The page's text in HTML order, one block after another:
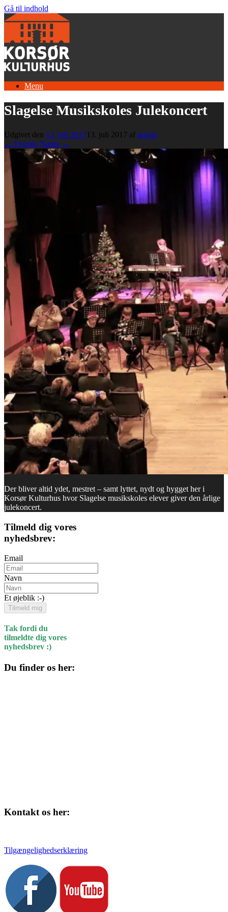
Gå til indhold
Menu
Slagelse Musikskoles Julekoncert
Udgivet den 13. juli 2017 13. juli 2017 af admin
← Forrige Næste →
Der bliver altid ydet, mestret – samt lyttet, nydt og hygget her i
Korsør Kulturhus hvor Slagelse musikskoles elever giver den årlige
julekoncert.
Tilmeld dig vores
nyhedsbrev:
Email
Navn
Et øjeblik :-)
Tilmeld mig
Tak fordi du
tilmeldte dig vores
nyhedsbrev :)
Du finder os her:
Kontakt os her:
Tilgængelighedserklæring